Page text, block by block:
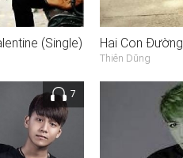
(Single) Hai Con Đường
Thiên Dũng
7